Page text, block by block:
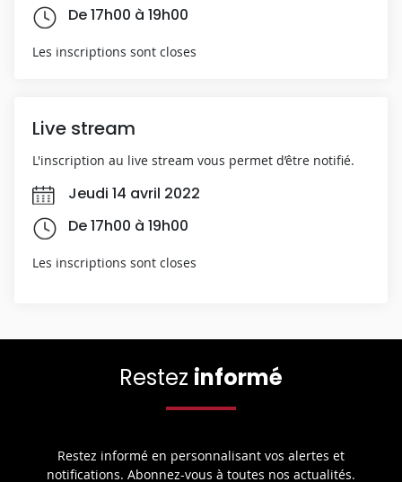
De 17h00 à 19h00
Les inscriptions sont closes
Live stream
L'inscription au live stream vous permet d’être notifié.
Jeudi 14 avril 2022
De 17h00 à 19h00
Les inscriptions sont closes
Restez informé
Restez informé en personnalisant vos alertes et
notifications. Abonnez-vous à toutes nos actualités.